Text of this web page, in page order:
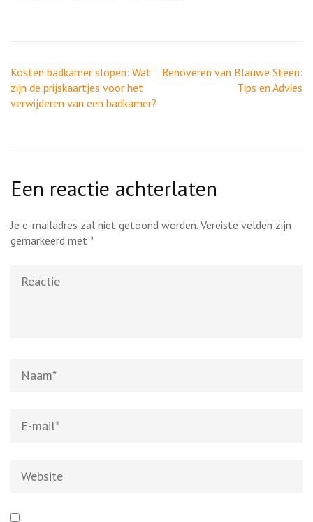
Berichtnavigatie
Kosten badkamer slopen: Wat
zijn de prijskaartjes voor het
verwijderen van een badkamer?
Renoveren van Blauwe Steen:
Tips en Advies
Een reactie achterlaten
Je e-mailadres zal niet getoond worden. Vereiste velden zijn
gemarkeerd met *
mail*